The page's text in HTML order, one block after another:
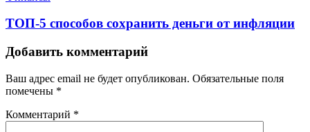
ТОП-5 способов сохранить деньги от инфляции
Добавить комментарий
Ваш адрес email не будет опубликован. Обязательные поля
помечены *
Комментарий *